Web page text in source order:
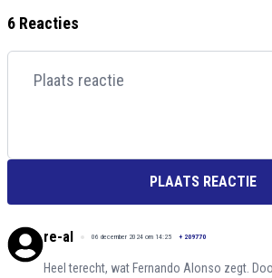
6 Reacties
PLAATS REACTIE
re-al 06 december 2024 om 14:25 + 209770
Heel terecht, wat Fernando Alonso zegt.